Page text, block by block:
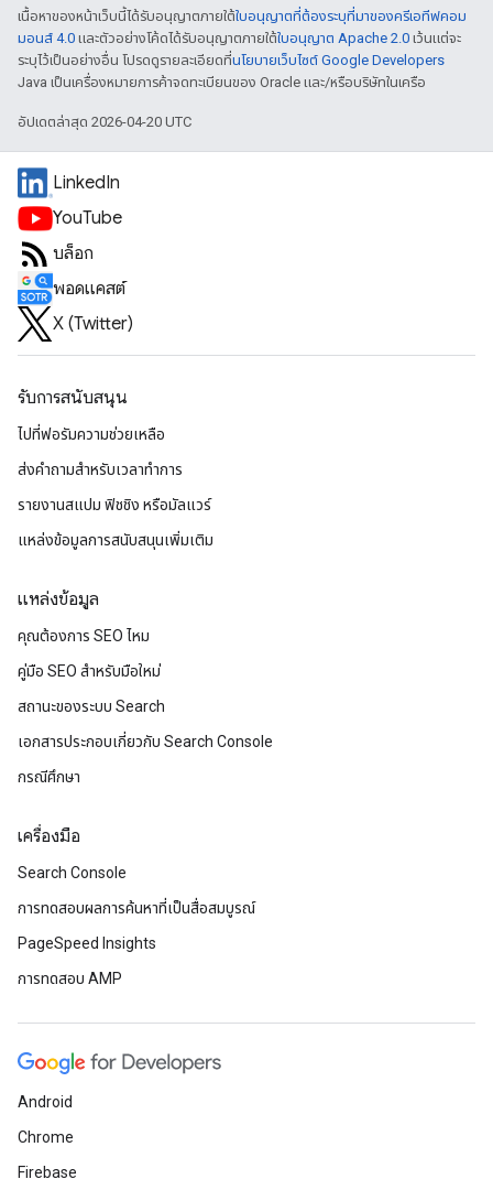
เนื้อหาของหน้าเว็บนี้ได้รับอนุญาตภายใต้ใบอนุญาตที่ต้องระบุที่มาของครีเอทีฟคอม
มอนส์ 4.0 และตัวอย่างโค้ดได้รับอนุญาตภายใต้ใบอนุญาต Apache 2.0 เว้นแต่จะ
ระบุไว้เป็นอย่างอื่น โปรดดูรายละเอียดที่นโยบายเว็บไซต์ Google Developers
Java เป็นเครื่องหมายการค้าจดทะเบียนของ Oracle และ/หรือบริษัทในเครือ
อัปเดตล่าสุด 2026-04-20 UTC
LinkedIn
YouTube
บล็อก
พอดแคสต์
X (Twitter)
รับการสนับสนุน
ไปที่ฟอรัมความช่วยเหลือ
ส่งคำถามสำหรับเวลาทำการ
รายงานสแปม ฟิชชิง หรือมัลแวร์
แหล่งข้อมูลการสนับสนุนเพิ่มเติม
แหล่งข้อมูล
คุณต้องการ SEO ไหม
คู่มือ SEO สำหรับมือใหม่
สถานะของระบบ Search
เอกสารประกอบเกี่ยวกับ Search Console
กรณีศึกษา
เครื่องมือ
Search Console
การทดสอบผลการค้นหาที่เป็นสื่อสมบูรณ์
PageSpeed Insights
การทดสอบ AMP
Android
Chrome
Firebase